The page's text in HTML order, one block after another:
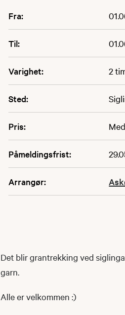
Fra:
Til:
Varighet: 2
Sted:
Pris:
Påmeldingsfrist:
Arrangør:
Det blir grantrekking ved
garn.
Alle er velkommen :)